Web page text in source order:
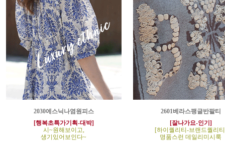
2030에스닉나염원피스
[행복초특가기획-대박]
시~원해보이고,
생기있어보인다~
2601베라스팽글반팔티
[잘나가요-인기]
[하이퀄리티-브랜드퀄리
명품스런 데일리미시룩